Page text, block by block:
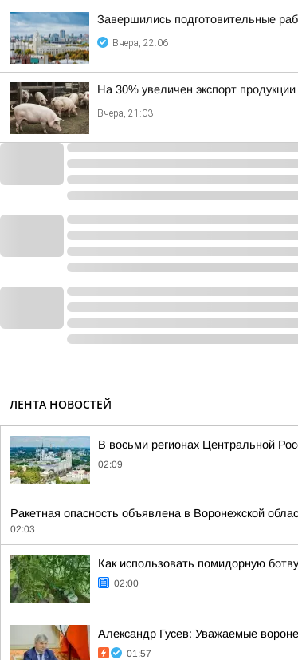
Завершились подготовительные
Вчера, 22:06
На 30% увеличен экспорт
Вчера, 21:03
ЛЕНТА НОВОСТЕЙ
В восьми регионах Центральной
02:09
Ракетная опасность объявлена в Воронежской
02:03
Как использовать помидорную
02:00
Александр Гусев: Уважаемые
01:57